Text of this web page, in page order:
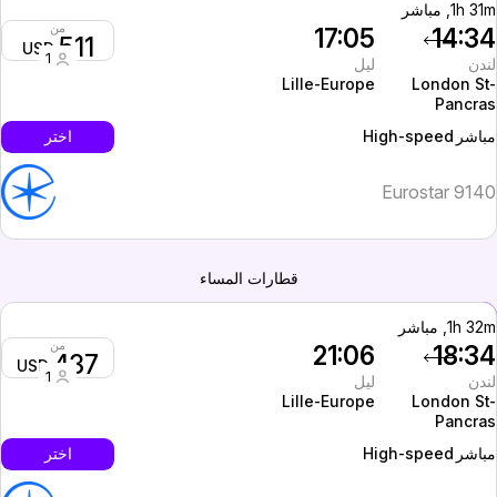
1h 31m, مباشر
14:34
لندن
London St-
Pancras
17:05
ليل
Lille-Europe
من
511
USD
1
مباشر High-speed اختر
Eurostar 9140
قطارات المساء
1h 32m, مباشر
18:34
لندن
London St-
Pancras
21:06
ليل
Lille-Europe
من
437
1
مباشر High-speed اختر